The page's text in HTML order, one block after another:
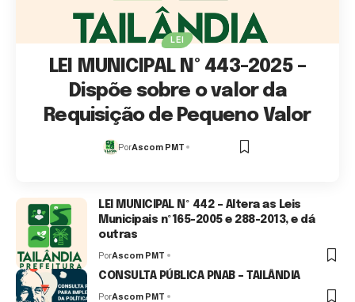
LEI
LEI MUNICIPAL Nº 443-2025 –
Dispõe sobre o valor da
Requisição de Pequeno Valor
PorAscom PMT
LEI MUNICIPAL Nº 442 – Altera as Leis
Municipais nº165-2005 e 288-2013, e dá
outras
PorAscom PMT 0 Min Read
CONSULTA PÚBLICA PNAB – TAILÂNDIA
PorAscom PMT 1 Min Read